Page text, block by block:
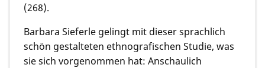
(268).
Barbara Sieferle gelingt mit dieser sprachlich
schön gestalteten ethnografischen Studie, was
sie sich vorgenommen hat: Anschaulich